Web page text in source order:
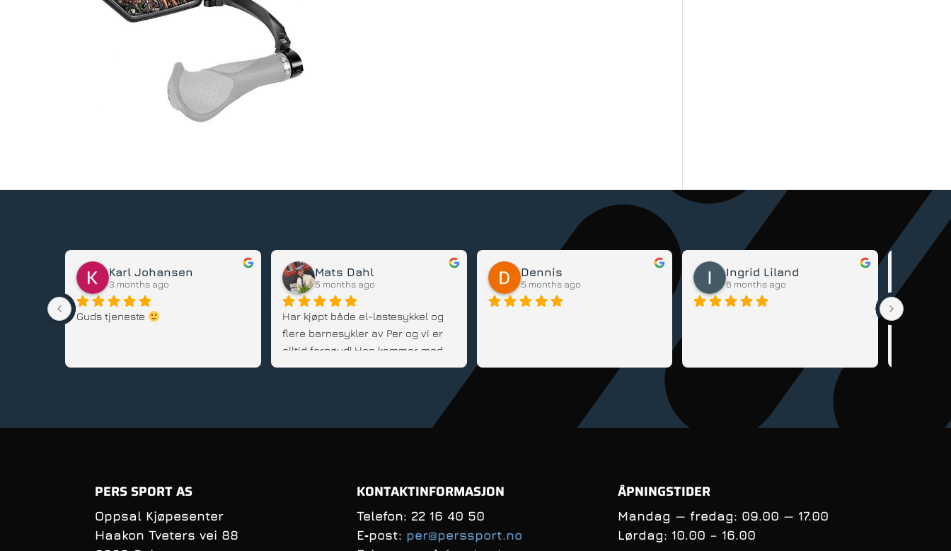
Karl Johansen
3 months ago
Guds tjeneste
Mats Dahl
5 months ago
Har kjøpt både el-lastesykkel og
flere barnesykler av Per og vi er
alltid fornøyd! Han kommer med
gode råd, er fleksibel og veldig
Dennis
5 months ago
Ingrid Liland
6 months ago
Veldig
PERS SPORT AS
Oppsal Kjøpesenter
Haakon Tveters vei 88
KONTAKTINFORMASJON
Telefon: 22 16 40 50
E‑post: per@perssport.no
ÅPNINGSTIDER
Mandag — fredag: 09.00 — 17.00
Lørdag: 10.00 – 16.00